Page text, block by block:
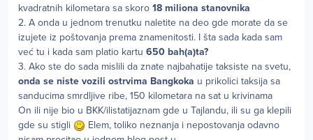
kvadratnih kilometara sa skoro 18 miliona stanovnika
2. A onda u jednom trenutku naletite na deo gde morate da se
izujete iz poštovanja prema znamenitosti. I šta sada kada sam
već tu i kada sam platio kartu 650 bah(a)ta?
3. Ako ste do sada mislili da znate najbahatije taksiste na svetu,
onda se niste vozili ostrvima Bangkoka u prikolici taksija sa
sanducima smrdljive ribe, 150 kilometara na sat u krivinama
On ili nije bio u BKK/ilistatijaznam gde u Tajlandu, ili su ga klepili
gde su stigli
Elem, toliko neznanja i nepostovanja odavno